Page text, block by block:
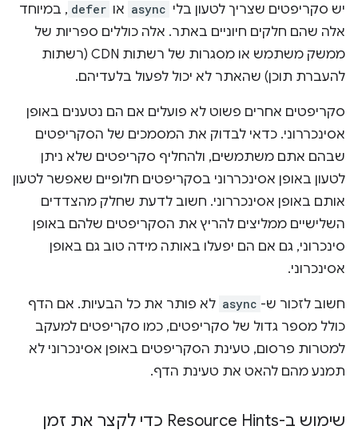
יש סקריפטים שצריך לטעון בלי async או defer , במיוחד
אלה שהם חלקים חיוניים באתר. אלה כוללים ספריות של
ממשק משתמש או מסגרות של רשתות CDN (רשתות
להעברת תוכן) שהאתר לא יכול לפעול בלעדיהם.
סקריפטים אחרים פשוט לא פועלים אם הם נטענים באופן
אסינכררוני. כדאי לבדוק את המסמכים של הסקריפטים
שבהם אתם משתמשים, ולהחליף סקריפטים שלא ניתן
לטעון באופן אסינכררוני בסקריפטים חלופיים שאפשר לטעון
אותם באופן אסינכררוני. חשוב לדעת שחלק מהצדדים
השלישיים ממליצים להריץ את הסקריפטים שלהם באופן
סינכרוני, גם אם הם יפעלו באותה מידה טוב גם באופן
אסינכרוני.
חשוב לזכור ש- async לא פותר את כל הבעיות. אם הדף
כולל מספר גדול של סקריפטים, כמו סקריפטים למעקב
למטרות פרסום, טעינת הסקריפטים באופן אסינכרוני לא
תמנע מהם להאט את טעינת הדף.
שימוש ב-Resource Hints כדי לקצר את זמן